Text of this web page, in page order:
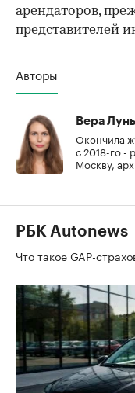
арендаторов,
представителей
Авторы
Вера
Окончила
с 2018-го -
Москву,
РБК Autonews
Что такое GAP-